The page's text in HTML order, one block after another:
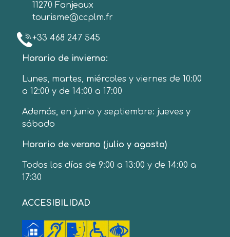
11270 Fanjeaux
tourisme@ccplm.fr
+33 468 247 545
Horario de invierno:
Lunes, martes, miércoles y viernes de 10:00
a 12:00 y de 14:00 a 17:00
Además, en junio y septiembre: jueves y
sábado
Horario de verano (julio y agosto)
Todos los días de 9:00 a 13:00 y de 14:00 a
17:30
ACCESIBILIDAD